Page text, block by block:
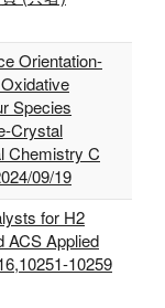
Orientation-
Species
Crystal
Chemistry C
09/19
for H2
ACS Applied
10259